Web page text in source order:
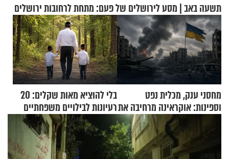
תשעה באב | מסע לירושלים של פעם: מתחת לרחובות ירושלים
מחסני ענק, מכלית נפט
וספינות: אוקראינה מרחיבה את
התקיפות בעומק רוסיה
בלי להוציא מאות שקלים: 20
רעיונות לבילויים משפחתיים
כמעט בחינם